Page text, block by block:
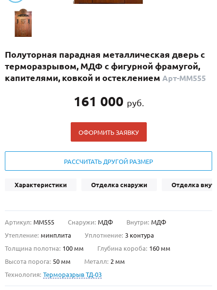
С реечным дизайном(29)
ПО НАЗНАЧЕНИЮ
ПО КОНСТРУКЦИИ
О НАС
Металлические двери от производителя с доставкой и установкой в
Полуторная парадная металлическая дверь с
терморазрывом, МДФ с фигурной фрамугой,
капителями, ковкой и остеклением Арт-ММ555
161 000 руб.
ОФОРМИТЬ ЗАЯВКУ
РАССЧИТАТЬ ДРУГОЙ РАЗМЕР
Характеристики Отделка снаружи Отделка
Артикул: ММ555 Снаружи: МДФ Внутри: МДФ
Утепление: минплита Уплотнение: 3 контура
Толщина полотна: 100 мм Глубина короба: 160 мм
Высота порога: 50 мм Металл: 2 мм
Технология: Терморазрыв ТД-03